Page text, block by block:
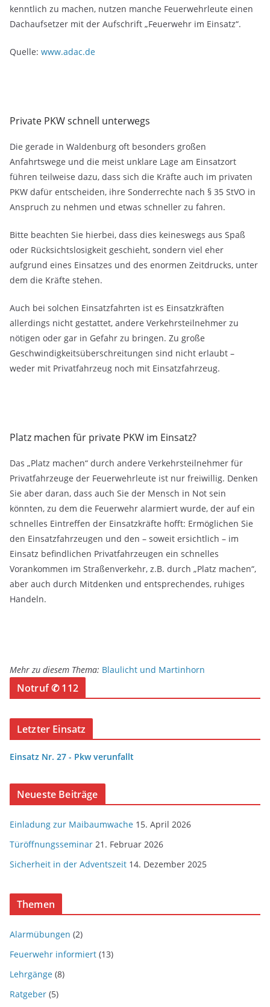
kenntlich zu machen, nutzen manche Feuerwehrleute einen
Dachaufsetzer mit der Aufschrift „Feuerwehr im Einsatz“.
Quelle: www.adac.de
Private PKW schnell unterwegs
Die gerade in Waldenburg oft besonders großen
Anfahrtswege und die meist unklare Lage am Einsatzort
führen teilweise dazu, dass sich die Kräfte auch im privaten
PKW dafür entscheiden, ihre Sonderrechte nach § 35 StVO in
Anspruch zu nehmen und etwas schneller zu fahren.
Bitte beachten Sie hierbei, dass dies keineswegs aus Spaß
oder Rücksichtslosigkeit geschieht, sondern viel eher
aufgrund eines Einsatzes und des enormen Zeitdrucks, unter
dem die Kräfte stehen.
Auch bei solchen Einsatzfahrten ist es Einsatzkräften
allerdings nicht gestattet, andere Verkehrsteilnehmer zu
nötigen oder gar in Gefahr zu bringen. Zu große
Geschwindigkeitsüberschreitungen sind nicht erlaubt –
weder mit Privatfahrzeug noch mit Einsatzfahrzeug.
Platz machen für private PKW im Einsatz?
Das „Platz machen“ durch andere Verkehrsteilnehmer für
Privatfahrzeuge der Feuerwehrleute ist nur freiwillig. Denken
Sie aber daran, dass auch Sie der Mensch in Not sein
könnten, zu dem die Feuerwehr alarmiert wurde, der auf ein
schnelles Eintreffen der Einsatzkräfte hofft: Ermöglichen Sie
den Einsatzfahrzeugen und den – soweit ersichtlich – im
Einsatz befindlichen Privatfahrzeugen ein schnelles
Vorankommen im Straßenverkehr, z.B. durch „Platz machen“,
aber auch durch Mitdenken und entsprechendes, ruhiges
Handeln.
Mehr zu diesem Thema: Blaulicht und Martinhorn
Notruf ✆ 112
Letzter Einsatz
Einsatz Nr. 27 - Pkw verunfallt
Neueste Beiträge
Einladung zur Maibaumwache 15. April 2026
Türöffnungsseminar 21. Februar 2026
Sicherheit in der Adventszeit 14. Dezember 2025
Themen
Alarmübungen (2)
Feuerwehr informiert (13)
Lehrgänge (8)
Ratgeber (5)